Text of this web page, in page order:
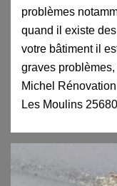
problèmes
quand il existe
votre bâtiment il
graves
Michel
Les Moulins